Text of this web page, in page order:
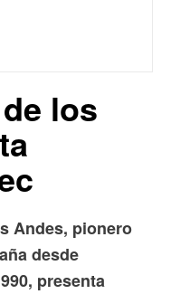
los
Andes, pionero
desde
presenta